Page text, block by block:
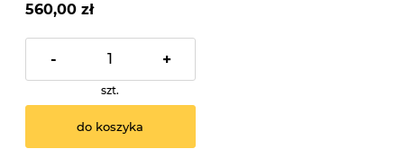
560,00 zł
- +
szt.
do koszyka